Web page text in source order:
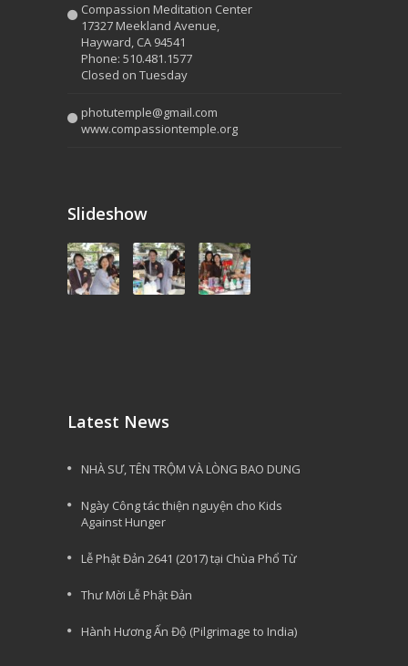
Compassion Meditation Center
17327 Meekland Avenue,
Hayward, CA 94541
Phone: 510.481.1577
Closed on Tuesday
photutemple@gmail.com
www.compassiontemple.org
Slideshow
Latest News
NHÀ SƯ, TÊN TRỘM VÀ LÒNG BAO DUNG
Ngày Công tác thiện nguyện cho Kids
Against Hunger
Lễ Phật Đản 2641 (2017) tại Chùa Phổ Từ
Thư Mời Lễ Phật Đản
Hành Hương Ấn Độ (Pilgrimage to India)